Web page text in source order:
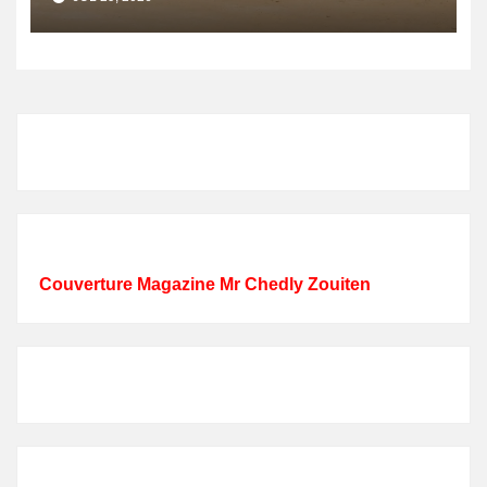
énergétique et créer 400
emplois
Couverture Magazine Mr Chedly Zouiten